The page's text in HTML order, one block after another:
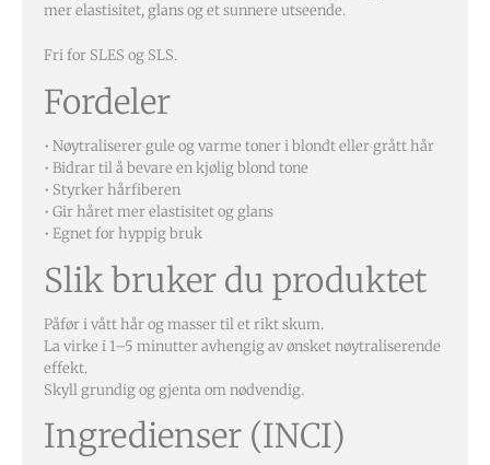
mer elastisitet, glans og et sunnere utseende.
Fri for SLES og SLS.
Fordeler
• Nøytraliserer gule og varme toner i blondt eller grått hår
• Bidrar til å bevare en kjølig blond tone
• Styrker hårfiberen
• Gir håret mer elastisitet og glans
• Egnet for hyppig bruk
Slik bruker du produktet
Påfør i vått hår og masser til et rikt skum.
La virke i 1–5 minutter avhengig av ønsket nøytraliserende
effekt.
Skyll grundig og gjenta om nødvendig.
Ingredienser (INCI)